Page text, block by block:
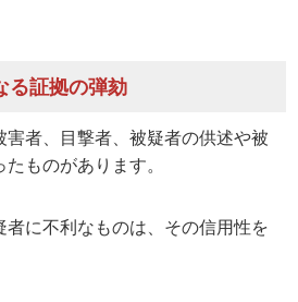
証拠の弾劾
者、目撃者、被疑者の供述や被
ものがあります。
者に不利なものは、その信用性を